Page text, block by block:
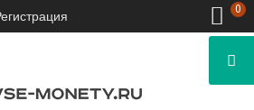
0